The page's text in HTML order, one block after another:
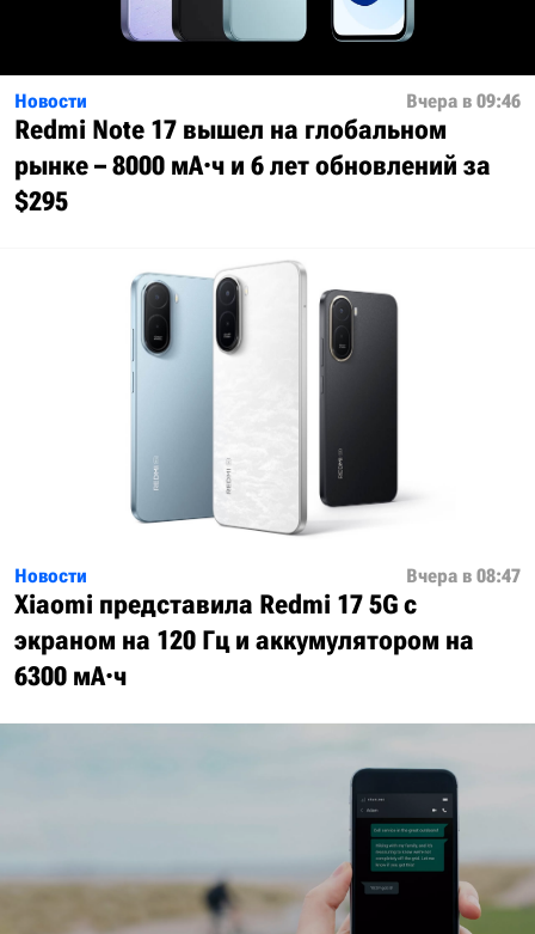
Новости Вчера в 09:46
Redmi Note 17 вышел на глобальном
рынке – 8000 мА·ч и 6 лет обновлений за
$295
Новости Вчера в 08:47
Xiaomi представила Redmi 17 5G с
экраном на 120 Гц и аккумулятором на
6300 мА·ч